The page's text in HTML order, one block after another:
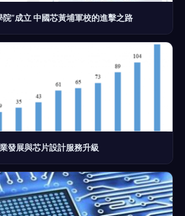
院”成立 中國芯黃埔軍校的進擊之路
發展與芯片設計服務升級